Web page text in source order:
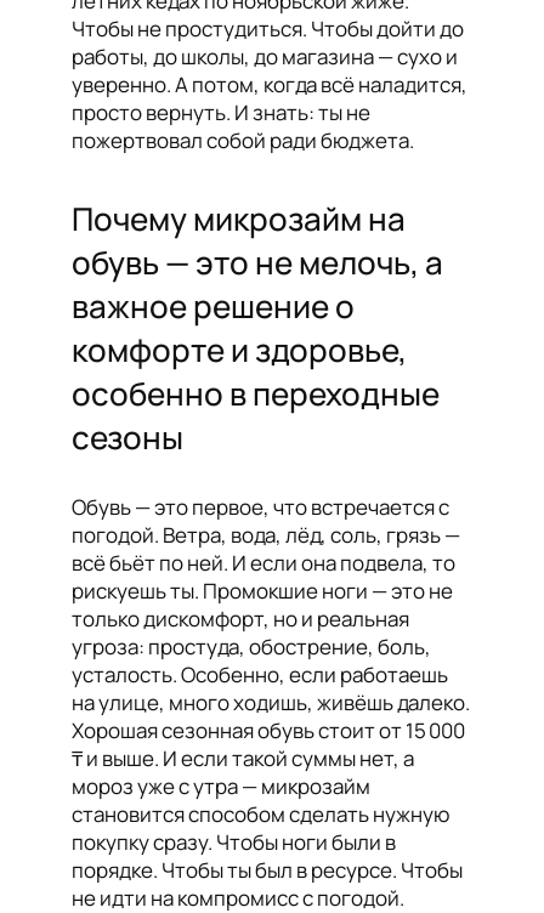
Чтобы не простудиться. Чтобы дойти до
работы, до школы, до магазина — сухо и
уверенно. А потом, когда всё наладится,
просто вернуть. И знать: ты не
пожертвовал собой ради бюджета.
Почему микрозайм на
обувь — это не мелочь, а
важное решение о
комфорте и здоровье,
особенно в переходные
сезоны
Обувь — это первое, что встречается с
погодой. Ветра, вода, лёд, соль, грязь —
всё бьёт по ней. И если она подвела, то
рискуешь ты. Промокшие ноги — это не
только дискомфорт, но и реальная
угроза: простуда, обострение, боль,
усталость. Особенно, если работаешь
на улице, много ходишь, живёшь далеко.
Хорошая сезонная обувь стоит от 15 000
₸ и выше. И если такой суммы нет, а
мороз уже с утра — микрозайм
становится способом сделать нужную
покупку сразу. Чтобы ноги были в
порядке. Чтобы ты был в ресурсе. Чтобы
не идти на компромисс с погодой.